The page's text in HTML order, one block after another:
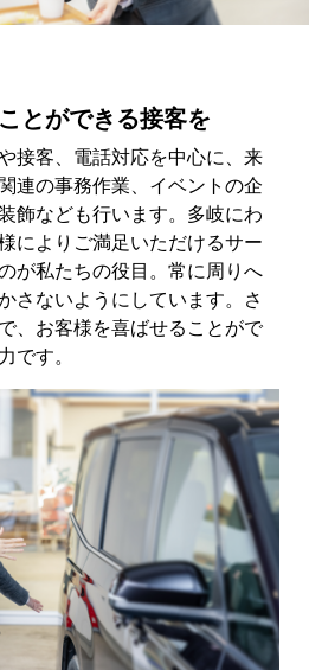
とができる接客を
接客、電話対応を中心に、来
連の事務作業、イベントの企
飾なども行います。多岐にわ
によりご満足いただけるサー
が私たちの役目。常に周りへ
さないようにしています。さ
、お客様を喜ばせることがで
です。